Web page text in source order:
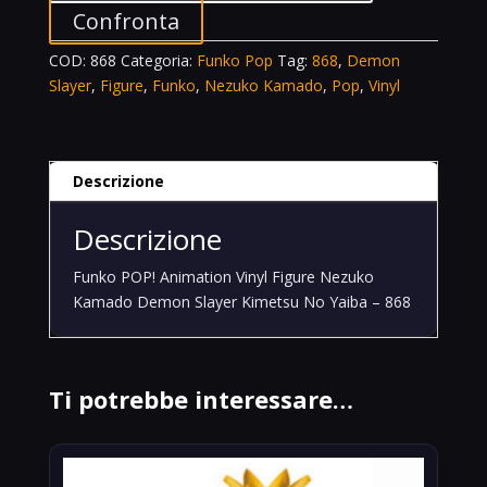
Kamado
Demon
Slayer
Kimetsu
-
Confronta
COD: 868 Categoria: Funko Pop Tag: 868, Demon
Slayer, Figure, Funko, Nezuko Kamado, Pop, Vinyl
Descrizione
Descrizione
Funko POP! Animation Vinyl Figure Nezuko
Kamado Demon Slayer Kimetsu No Yaiba – 868
Ti potrebbe interessare…